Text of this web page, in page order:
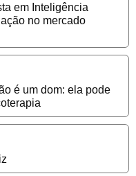
em Inteligência
no mercado
é um dom: ela pode